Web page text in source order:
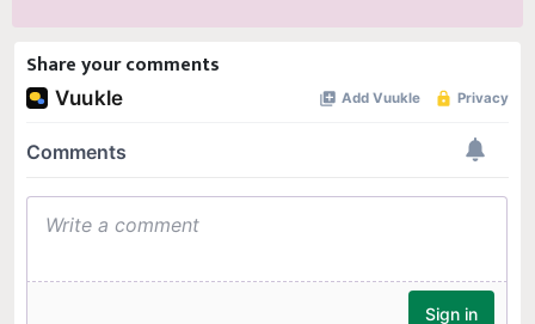
Share your comments